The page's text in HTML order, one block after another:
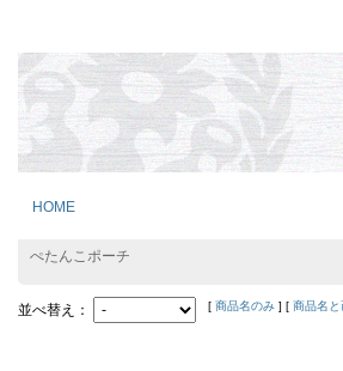
HOME
ぺたんこポーチ
並べ替え： [ 商品名のみ ] [ 商品名と